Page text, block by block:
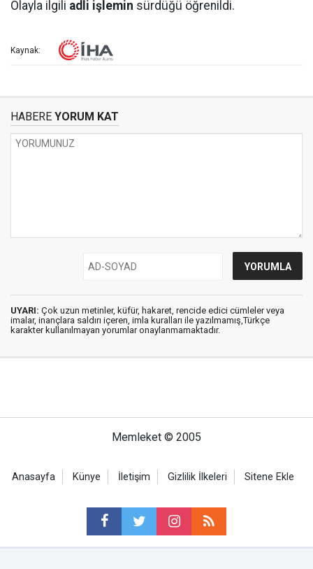
Olayla ilgili adli işlemin sürdüğü öğrenildi.
Kaynak:
HABERE YORUM KAT
UYARI: Çok uzun metinler, küfür, hakaret, rencide edici cümleler veya
imalar, inançlara saldırı içeren, imla kuralları ile yazılmamış,Türkçe
karakter kullanılmayan yorumlar onaylanmamaktadır.
Memleket © 2005
Anasayfa Künye İletişim Gizlilik İlkeleri Sitene Ekle